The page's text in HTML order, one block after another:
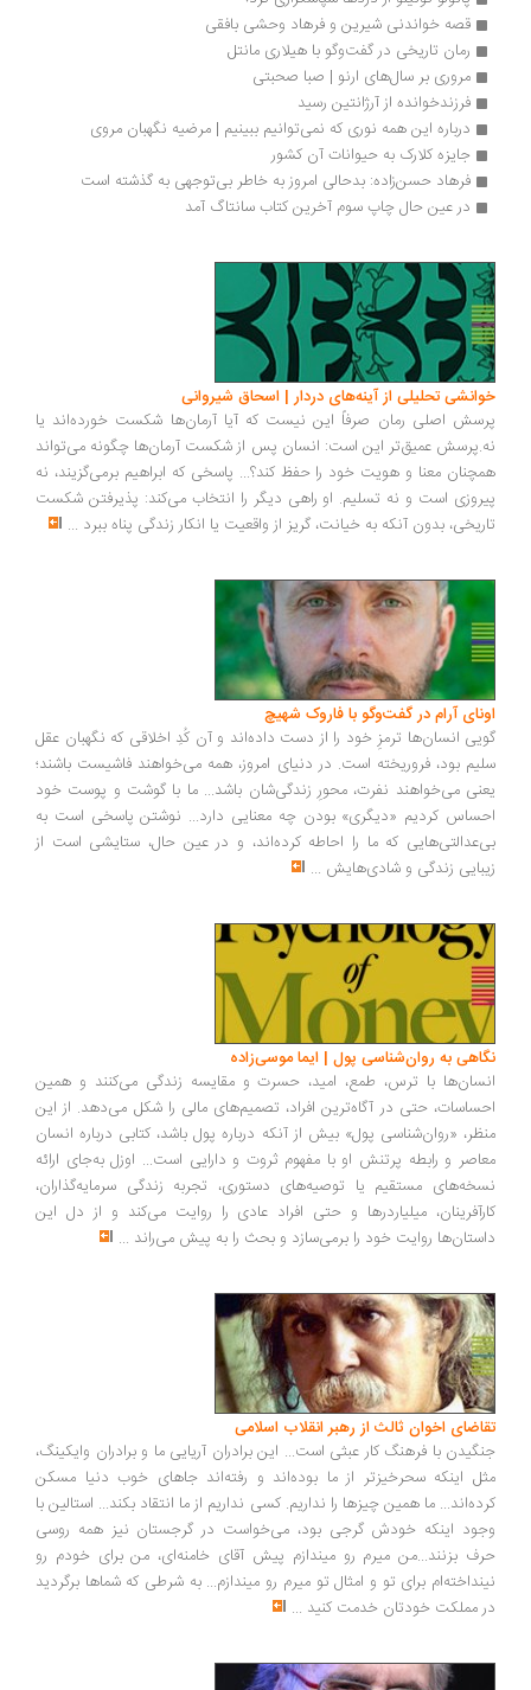
قصه خواندنی شیرین و فرهاد وحشی بافقی
رمان تاریخی در گفت‌وگو با هیلاری مانتل
مروری بر سال‌های ارنو | صبا صحبتی
فرزندخوانده از آرژانتین رسید
درباره این همه نوری که نمی‌توانیم ببینیم | مرضیه نگهبان مروی
جایزه کلارک به حیوانات آن کشور
فرهاد حسن‌زاده: بدحالی امروز به خاطر بی‌توجهی به گذشته است
در عین حال چاپ سوم آخرین کتاب سانتاگ آمد
تحلیلی از آینه‌های دردار | اسحاق شیروانی
اصلی رمان صرفاً این نیست که آیا آرمان‌ها شکست خورده‌اند یا
عمیق‌تر این است: انسان پس از شکست آرمان‌ها چگونه می‌تواند
معنا و هویت خود را حفظ کند؟... پاسخی که ابراهیم برمی‌گزیند، نه
است و نه تسلیم. او راهی دیگر را انتخاب می‌کند: پذیرفتن شکست
بدون آنکه به خیانت، گریز از واقعیت یا انکار زندگی پناه ببرد...
آرام در گفت‌وگو با فاروک شهیچ‭
انسان‌ها ترمزِ خود را از دست داده‌اند و آن کُدِ اخلاقی که نگهبان عقل
بود، فروریخته است. در دنیای امروز، همه می‌خواهند فاشیست باشند؛
می‌خواهند نفرت، محورِ زندگی‌شان باشد... ما با گوشت و پوست خود
کردیم «دیگری» بودن چه معنایی دارد... نوشتن پاسخی است به
که ما را احاطه کرده‌اند، و در عین حال، ستایشی است از
زندگی و شادی‌هایش...
به روان‌شناسی پول | ایما موسی‌زاده
با ترس، طمع، امید، حسرت و مقایسه زندگی می‌کنند و همین
حتی در آگاه‌ترین افراد، تصمیم‌های مالی را شکل می‌دهد. از این
«روان‌شناسی پول» بیش از آنکه درباره پول باشد، کتابی درباره انسان
و رابطه پرتنش او با مفهوم ثروت و دارایی است... اوزل به‌جای ارائه
مستقیم یا توصیه‌های دستوری، تجربه زندگی سرمایه‌گذاران،
میلیاردرها و حتی افراد عادی را روایت می‌کند و از دل این
روایت خود را برمی‌سازد و بحث را به پیش می‌راند ...
اخوان ثالث از رهبر انقلاب اسلامی
با فرهنگ کار عبثی است... این برادران آریایی ما و برادران وایکینگ،
اینکه سحرخیزتر از ما بوده‌اند و رفته‌اند جاهای خوب دنیا مسکن
ما همین چیزها را نداریم. کسی نداریم از ما انتقاد بکند... استالین با
اینکه خودش گرجی بود، می‌خواست در گرجستان نیز همه روسی
بزنند...من میرم رو میندازم پیش آقای خامنه‌ای، من برای خودم رو
برای تو و امثال تو میرم رو میندازم... به شرطی که شماها برگردید
مملکت خودتان خدمت کنید...